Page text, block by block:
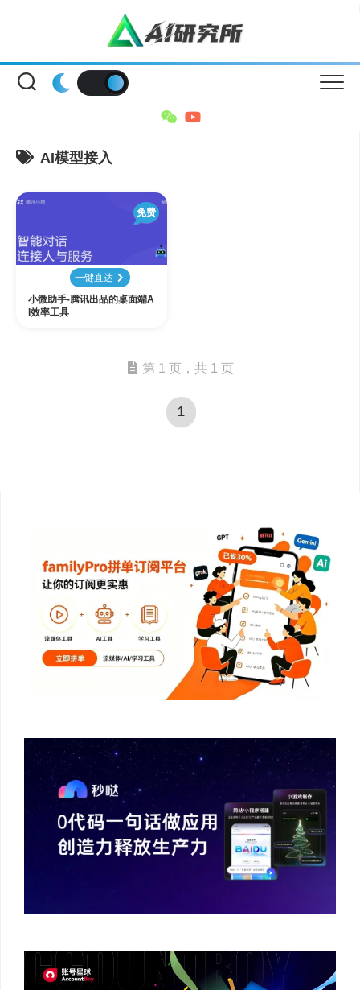
AI模型接入
免费
一键直达
小微助手-腾讯出品的桌面端A
I效率工具
第 1 页，共 1 页
1